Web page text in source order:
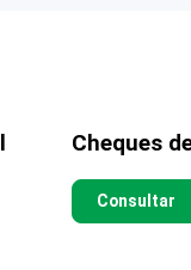
Cheques
Consultar